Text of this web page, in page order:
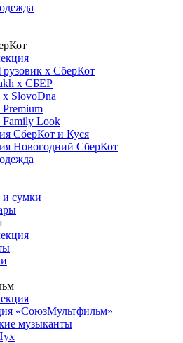
х СберКот
x СБЕР
SlovoDna
Family Look
СберКот и Куся
Новогодний СберКот
сумки
«СоюзМультфильм»
музыканты